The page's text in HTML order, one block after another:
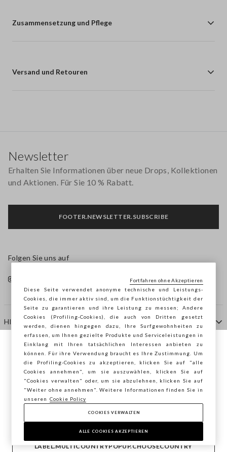
Zusammensetzung und Pflege
Versand und Retouren
HILFE
AGENTUR
KONTAKTE
Newsletter
Erhalten Sie Informationen über neue Drops, Kollektionen
und Aktionen. Für Sie 10 % Rabatt.
FOOTER.NEWSLETTER.SUBSCRIBE
Folgen Sie uns auf
Copyright © Ovs S.p.A. MwSt.-Nr. 04240010274 - Kap.
Kap. 290.923.470 -2.4.0
Sie surfen auf der Seite von STEFANEL
Österreich, möchten Sie Ihren Standort
speichern?
BESTÄTIGEN
LABEL.MULTICOUNTRYPOPUP.CHOOSECOUNTRY
footer.item.country Österreich
Diese Seite verwendet anonyme technische und Leistungs-
Cookies, die immer aktiv sind, um die Funktionstüchtigkeit der
Seite zu garantieren und ihre Leistung zu messen; Andere
Cookies (Profiling-Cookies), die auch von Dritten gesetzt
werden, dienen hingegen dazu, Ihre Surfgewohnheiten zu
erfassen, um Ihnen gezielte Produkte und Serviceleistungen in
Einklang mit Ihren tatsächlichen Interessen anbieten zu
können. Für ihre Verwendung braucht es Ihre Zustimmung. Um
die Profiling-Cookies zu akzeptieren, klicken Sie auf "alle
Cookies annehmen", um sie auszuwählen, klicken Sie auf
"Cookies verwalten" oder, um sie abzulehnen, klicken Sie auf
"Weiter ohne annehmen". Weitere Informationen finden Sie in
unseren
Cookie Policy
COOKIES VERWALTEN
ALLE COOKIES AKZEPTIEREN
Fortfahren ohne Akzeptieren